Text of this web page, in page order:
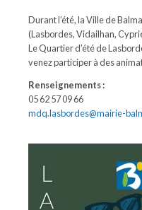
Durant l’été, la Ville de
(Lasbordes, Vidailhan,
Le Quartier d’été de
venez participer à des
Renseignements :
05 62 57 09 66
mdq.lasbordes@mairie-